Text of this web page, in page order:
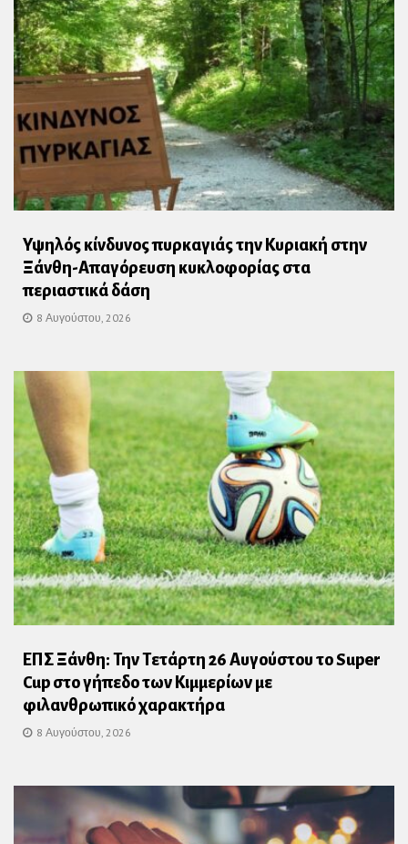
Υψηλός κίνδυνος πυρκαγιάς την Κυριακή στην
Ξάνθη-Απαγόρευση κυκλοφορίας στα
περιαστικά δάση
8 Αυγούστου, 2026
ΕΠΣ Ξάνθη: Την Τετάρτη 26 Αυγούστου το Super
Cup στο γήπεδο των Κιμμερίων με
φιλανθρωπικό χαρακτήρα
8 Αυγούστου, 2026